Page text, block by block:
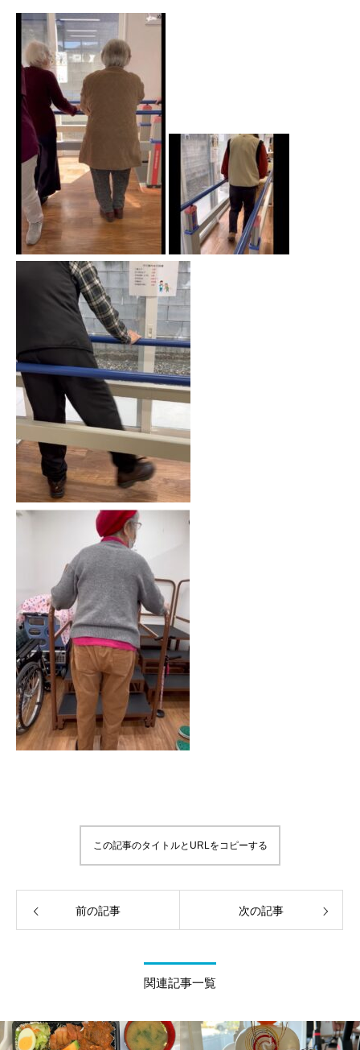
この記事のタイトルとURLをコピーする
前の記事 次の記事
関連記事一覧